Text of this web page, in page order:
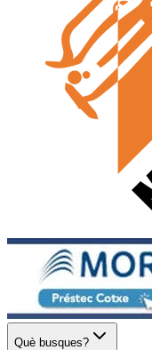
Què busques?